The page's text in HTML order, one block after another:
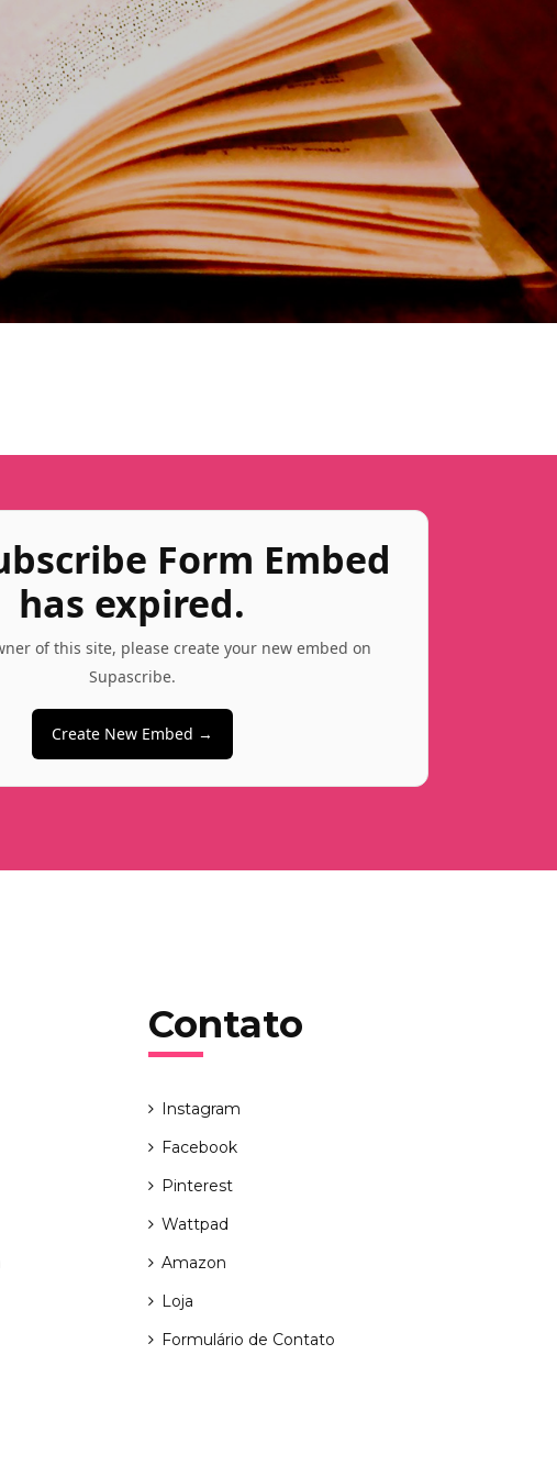
Form Embed
has expired.
of this site, please create your new embed on
Supascribe.
Create New Embed →
Contato
Instagram
Facebook
Pinterest
Wattpad
Amazon
Loja
Formulário de Contato